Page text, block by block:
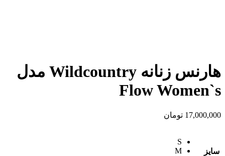
هارنس زنانه Wildcountry مدل
Flow Women`s
17,000,000 تومان
سایز
S
M